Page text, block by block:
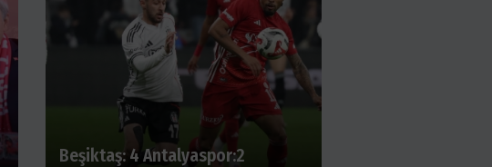
Beşiktaş: 4 Antalyaspor:2